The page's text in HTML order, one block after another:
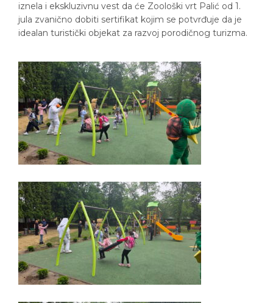
iznela i ekskluzivnu vest da će Zoološki vrt Palić od 1.
jula zvanično dobiti sertifikat kojim se potvrđuje da je
idealan turistički objekat za razvoj porodičnog turizma.